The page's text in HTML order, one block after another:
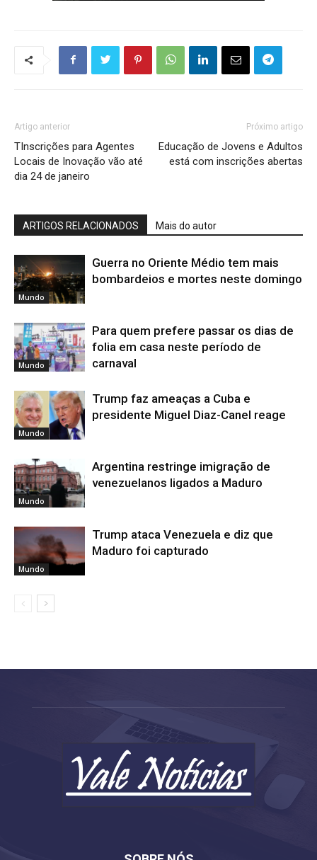
Artigo anterior
TInscrições para Agentes
Locais de Inovação vão até
dia 24 de janeiro
Próximo artigo
Educação de Jovens e Adultos
está com inscrições abertas
ARTIGOS RELACIONADOS Mais do autor
Mundo
Guerra no Oriente Médio tem mais
bombardeios e mortes neste domingo
Mundo
Para quem prefere passar os dias de
folia em casa neste período de
carnaval
Mundo
Trump faz ameaças a Cuba e
presidente Miguel Diaz-Canel reage
Mundo
Argentina restringe imigração de
venezuelanos ligados a Maduro
Mundo
Trump ataca Venezuela e diz que
Maduro foi capturado